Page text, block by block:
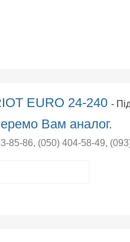
EURO 24-240-
Вам аналог.
85-86, (050) 404-58-49,